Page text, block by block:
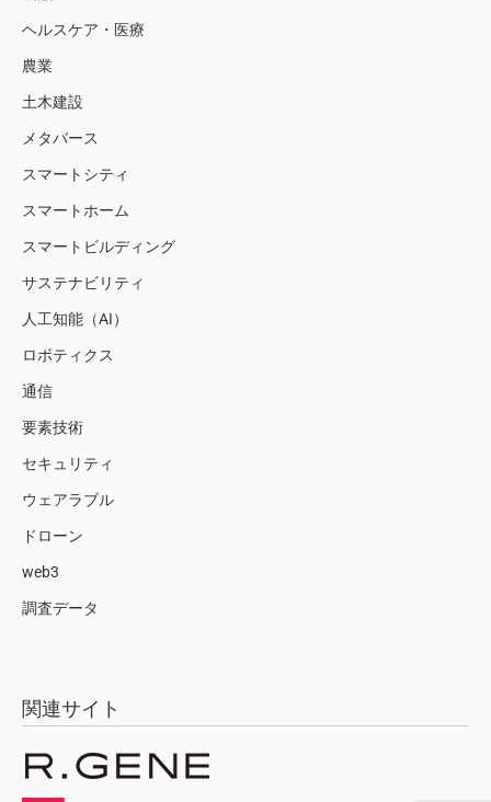
ヘルスケア・医療
農業
土木建設
メタバース
スマートシティ
スマートホーム
スマートビルディング
サステナビリティ
人工知能（AI）
ロボティクス
通信
要素技術
セキュリティ
ウェアラブル
ドローン
web3
調査データ
関連サイト